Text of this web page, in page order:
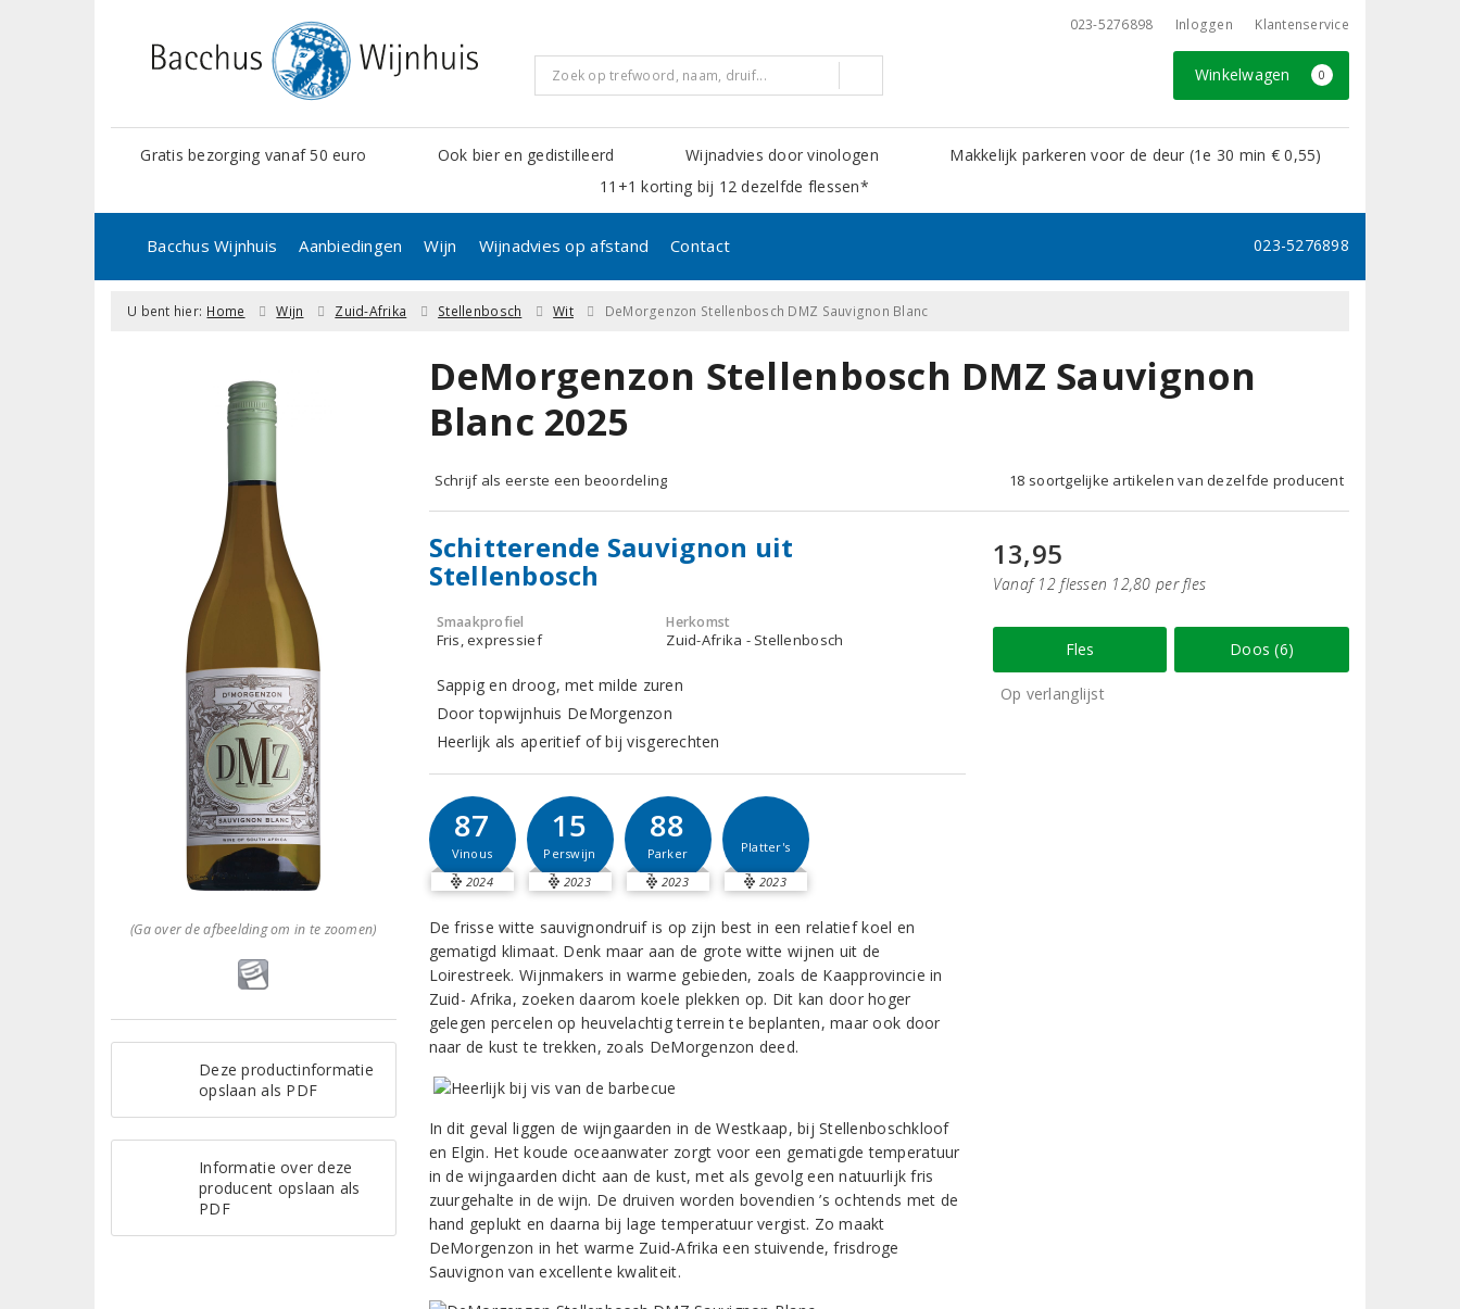
023-5276898 Inloggen Klantenservice
Winkelwagen 0
Gratis bezorging vanaf 50 euro Ook bier en gedistilleerd Wijnadvies door vinologen
Makkelijk parkeren voor de deur (1e 30 min € 0,55)
11+1 korting bij 12 dezelfde flessen*
Bacchus Wijnhuis Aanbiedingen Wijn Wijnadvies op afstand Contact 023-5276898
U bent hier: Home Wijn Zuid-Afrika Stellenbosch Wit DeMorgenzon Stellenbosch DMZ Sauvignon Blanc
(Ga over de afbeelding om in te zoomen)
Deze productinformatie
opslaan als PDF
Informatie over deze
producent opslaan als
PDF
DeMorgenzon Stellenbosch DMZ Sauvignon
Blanc 2025
Schrijf als eerste een beoordeling 18 soortgelijke artikelen van dezelfde producent
Schitterende Sauvignon uit
Stellenbosch
Smaakprofiel
Fris, expressief
Herkomst
Zuid-Afrika - Stellenbosch
Sappig en droog, met milde zuren
Door topwijnhuis DeMorgenzon
Heerlijk als aperitief of bij visgerechten
87
Vinous
2024
15
Perswijn
2023
88
Parker
2023
Platter's
2023
De frisse witte sauvignondruif is op zijn best in een relatief koel en
gematigd klimaat. Denk maar aan de grote witte wijnen uit de
Loirestreek. Wijnmakers in warme gebieden, zoals de Kaapprovincie in
Zuid- Afrika, zoeken daarom koele plekken op. Dit kan door hoger
gelegen percelen op heuvelachtig terrein te beplanten, maar ook door
naar de kust te trekken, zoals DeMorgenzon deed.
In dit geval liggen de wijngaarden in de Westkaap, bij Stellenboschkloof
en Elgin. Het koude oceaanwater zorgt voor een gematigde temperatuur
in de wijngaarden dicht aan de kust, met als gevolg een natuurlijk fris
zuurgehalte in de wijn. De druiven worden bovendien ’s ochtends met de
hand geplukt en daarna bij lage temperatuur vergist. Zo maakt
DeMorgenzon in het warme Zuid-Afrika een stuivende, frisdroge
Sauvignon van excellente kwaliteit.
13,95
Vanaf 12 flessen 12,80 per fles
Fles Doos (6)
Op verlanglijst